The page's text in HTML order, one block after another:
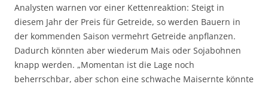
Analysten warnen vor einer Kettenreaktion: Steigt in
diesem Jahr der Preis für Getreide, so werden Bauern in
der kommenden Saison vermehrt Getreide anpflanzen.
Dadurch könnten aber wiederum Mais oder Sojabohnen
knapp werden. „Momentan ist die Lage noch
beherrschbar, aber schon eine schwache Maisernte könnte